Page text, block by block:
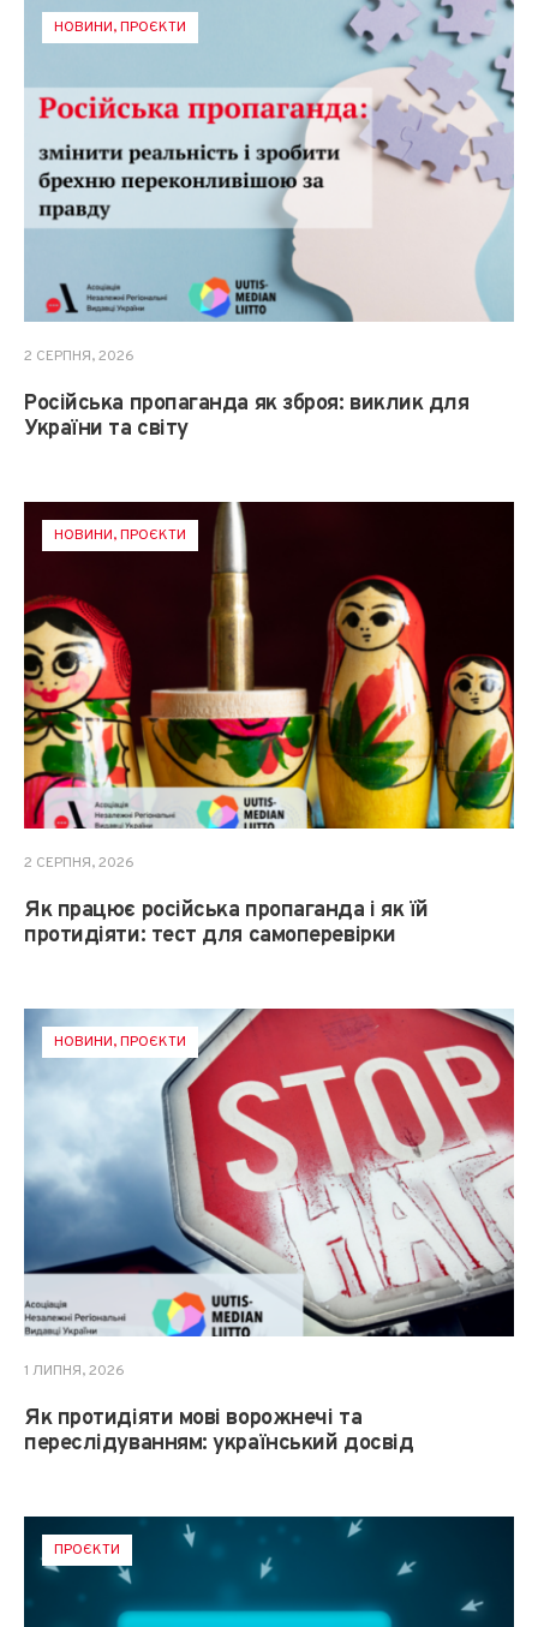
НОВИНИ,ПРОЄКТИ
2 СЕРПНЯ, 2026
Російська пропаганда як зброя: виклик для
України та світу
НОВИНИ,ПРОЄКТИ
2 СЕРПНЯ, 2026
Як працює російська пропаганда і як їй
протидіяти: тест для самоперевірки
НОВИНИ,ПРОЄКТИ
1 ЛИПНЯ, 2026
Як протидіяти мові ворожнечі та
переслідуванням: український досвід
ПРОЄКТИ